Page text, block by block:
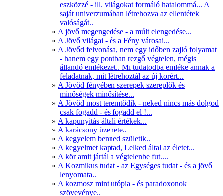
eszközzé - ill. világokat formáló hatalommá... A
saját univerzumában létrehozva az ellentétek
valóságát..
A jövő megengedése - a múlt elengedése...
A Jövő világai - és a Fény városai...
A Jövőd felvonása, nem egy időben zajló folyamat
- hanem egy pontban rezgő végtelen, mégis
állandó emlékezet.. Mi tudatodba emléke annak a
feladatnak, mit létrehoztál az új korért...
A Jövőd fényében szerepek szereplők és
minőségek minősítése...
A Jövőd most teremtődik - neked nincs más dolgod
csak fogadd - és fogadd el !...
A kapunyitás általi értékek...
A karácsony üzenete..
A kegyelem benned születik..
A kegyelmet kaptad, Lelked által az életet...
A kör amit jártál a végtelenbe fut....
A Kozmikus tudat - az Egységes tudat - és a jövő
lenyomata..
A kozmosz mint utópia - és paradoxonok
szövevénye..